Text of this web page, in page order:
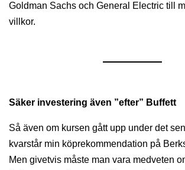
Goldman Sachs och General Electric till
villkor.
Säker investering även ”efter” Buffett
Så även om kursen gått upp under det
kvarstår min köprekommendation på
Men givetvis måste man vara medveten